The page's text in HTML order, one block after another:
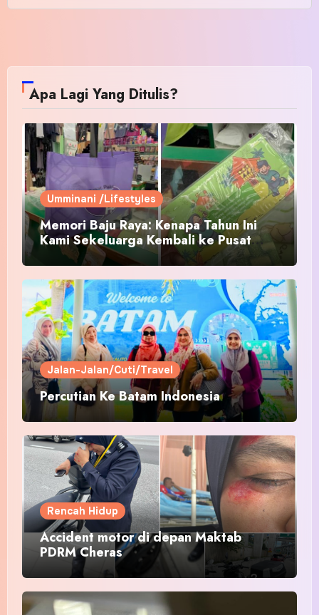
Apa Lagi Yang Ditulis?
Umminani /Lifestyles
Memori Baju Raya: Kenapa Tahun Ini
Kami Sekeluarga Kembali ke Pusat
Pakaian Hari-Hari?
Jalan-Jalan/Cuti/Travel
Percutian Ke Batam Indonesia
Rencah Hidup
Accident motor di depan Maktab
PDRM Cheras